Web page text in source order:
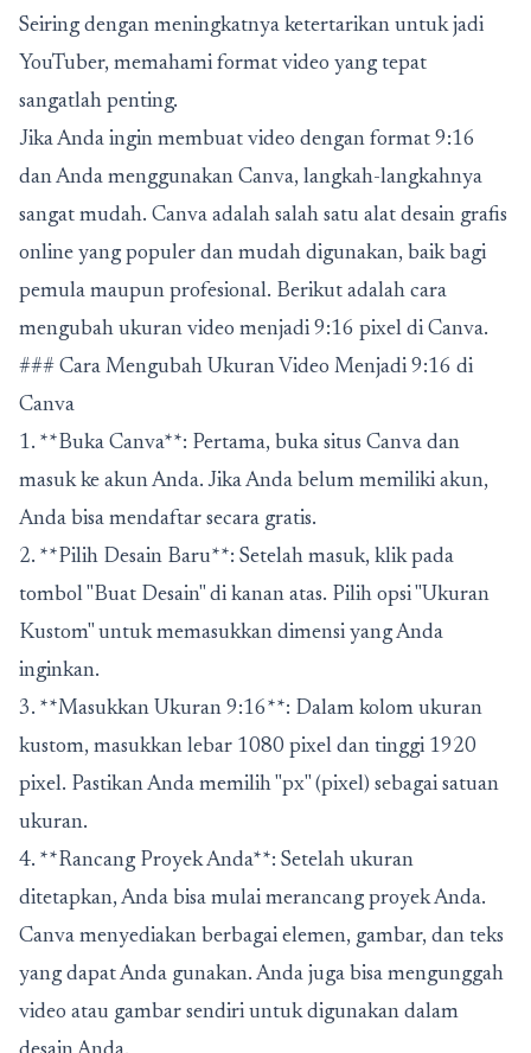
Seiring dengan meningkatnya ketertarikan untuk jadi
YouTuber, memahami format video yang tepat
sangatlah penting.
Jika Anda ingin membuat video dengan format 9:16
dan Anda menggunakan Canva, langkah-langkahnya
sangat mudah. Canva adalah salah satu alat desain grafis
online yang populer dan mudah digunakan, baik bagi
pemula maupun profesional. Berikut adalah cara
mengubah ukuran video menjadi 9:16 pixel di Canva.
### Cara Mengubah Ukuran Video Menjadi 9:16 di
Canva
1. **Buka Canva**: Pertama, buka situs Canva dan
masuk ke akun Anda. Jika Anda belum memiliki akun,
Anda bisa mendaftar secara gratis.
2. **Pilih Desain Baru**: Setelah masuk, klik pada
tombol "Buat Desain" di kanan atas. Pilih opsi "Ukuran
Kustom" untuk memasukkan dimensi yang Anda
inginkan.
3. **Masukkan Ukuran 9:16**: Dalam kolom ukuran
kustom, masukkan lebar 1080 pixel dan tinggi 1920
pixel. Pastikan Anda memilih "px" (pixel) sebagai satuan
ukuran.
4. **Rancang Proyek Anda**: Setelah ukuran
ditetapkan, Anda bisa mulai merancang proyek Anda.
Canva menyediakan berbagai elemen, gambar, dan teks
yang dapat Anda gunakan. Anda juga bisa mengunggah
video atau gambar sendiri untuk digunakan dalam